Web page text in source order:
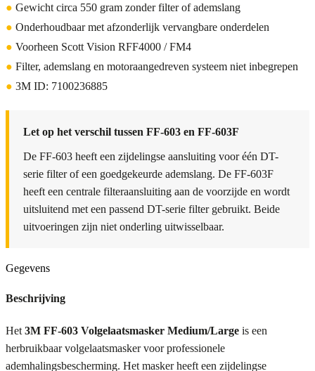
● Gewicht circa 550 gram zonder filter of ademslang
● Onderhoudbaar met afzonderlijk vervangbare onderdelen
● Voorheen Scott Vision RFF4000 / FM4
● Filter, ademslang en motoraangedreven systeem niet inbegrepen
● 3M ID: 7100236885
Let op het verschil tussen FF-603 en FF-603F
De FF-603 heeft een zijdelingse aansluiting voor één DT-
serie filter of een goedgekeurde ademslang. De FF-603F
heeft een centrale filteraansluiting aan de voorzijde en wordt
uitsluitend met een passend DT-serie filter gebruikt. Beide
uitvoeringen zijn niet onderling uitwisselbaar.
Gegevens
Beschrijving
Het 3M FF-603 Volgelaatsmasker Medium/Large is een
herbruikbaar volgelaatsmasker voor professionele
ademhalingsbescherming. Het masker heeft een zijdelingse